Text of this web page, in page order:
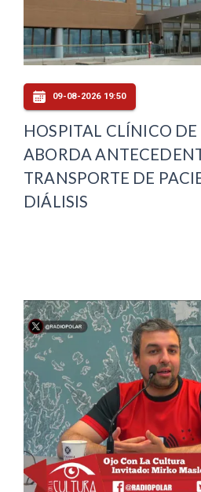
09-08-2026 19:50
HOSPITAL CLÍNICO
ABORDA
TRANSPORTE DE
DIÁLISIS